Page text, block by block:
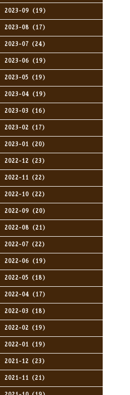
2023-09（19）
2023-08（17）
2023-07（24）
2023-06（19）
2023-05（19）
2023-04（19）
2023-03（16）
2023-02（17）
2023-01（20）
2022-12（23）
2022-11（22）
2022-10（22）
2022-09（20）
2022-08（21）
2022-07（22）
2022-06（19）
2022-05（18）
2022-04（17）
2022-03（18）
2022-02（19）
2022-01（19）
2021-12（23）
2021-11（21）